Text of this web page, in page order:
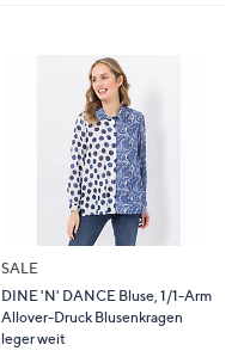
SALE
DINE 'N' DANCE Bluse, 1/1-Arm
Allover-Druck Blusenkragen
leger weit